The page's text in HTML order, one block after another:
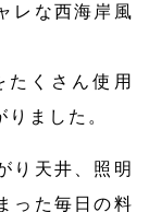
レな西海岸風
くさん使用
ました。
り天井、照明
った毎日の料